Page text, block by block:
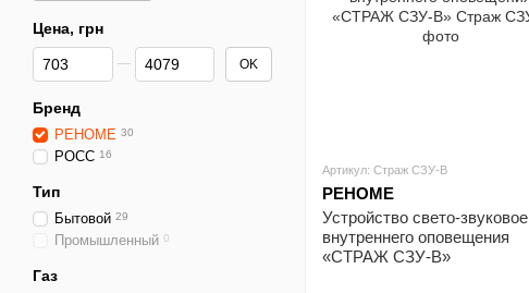
Артикул: Страж СЗУ-В
РЕНОМЕ
Устройство свето-звуковое
внутреннего оповещения
«СТРАЖ СЗУ-В»
Цена, грн
От Цена, грн
До Цена, грн OK
Бренд
РЕНОМЕ 30
РОСС 16
Тип
Бытовой 29
Промышленный 0
Газ